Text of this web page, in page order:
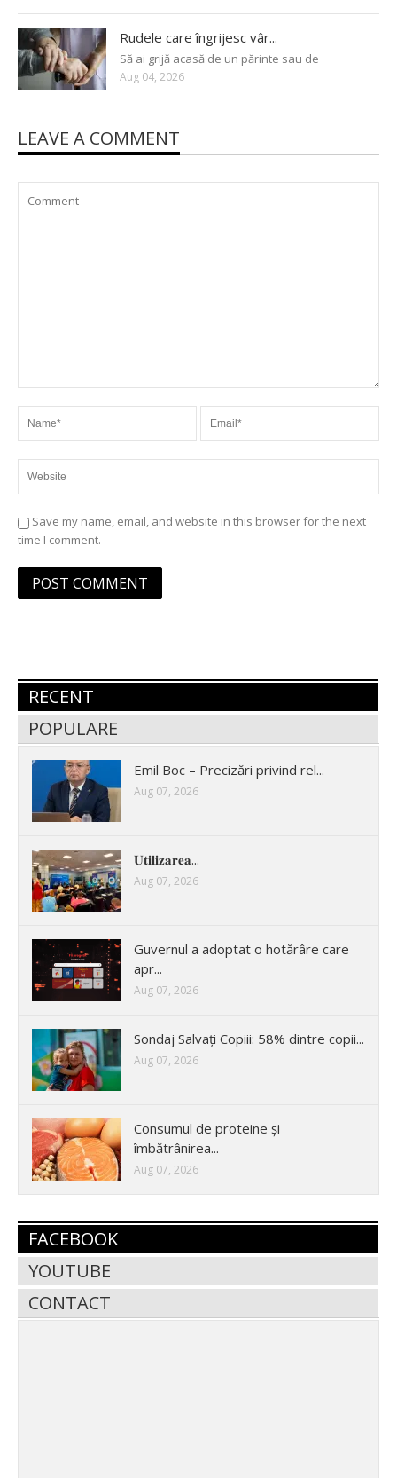
Rudele care îngrijesc vâr...
Să ai grijă acasă de un părinte sau de
Aug 04, 2026
LEAVE A COMMENT
Save my name, email, and website in this browser for the next
time I comment.
RECENT
POPULARE
Emil Boc – Precizări privind rel...
Aug 07, 2026
𝐔𝐭𝐢𝐥𝐢𝐳𝐚𝐫𝐞𝐚...
Aug 07, 2026
Guvernul a adoptat o hotărâre care
apr...
Aug 07, 2026
Sondaj Salvați Copiii: 58% dintre copii...
Aug 07, 2026
Consumul de proteine și
îmbătrânirea...
Aug 07, 2026
FACEBOOK
YOUTUBE
CONTACT